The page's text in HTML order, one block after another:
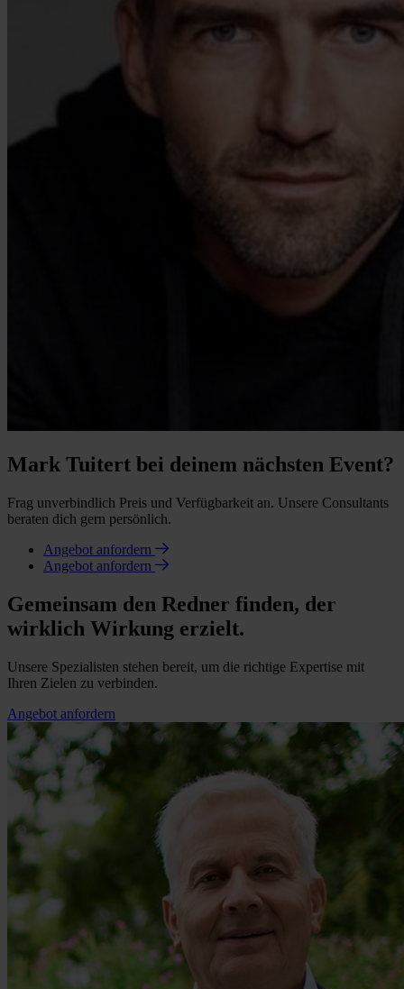
Mark Tuitert bei deinem nächsten Event?
Frag unverbindlich Preis und Verfügbarkeit an. Unsere Consultants
beraten dich gern persönlich.
Angebot anfordern
Angebot anfordern
Gemeinsam den Redner finden, der
wirklich Wirkung erzielt.
Unsere Spezialisten stehen bereit, um die richtige Expertise mit
Ihren Zielen zu verbinden.
Angebot anfordern